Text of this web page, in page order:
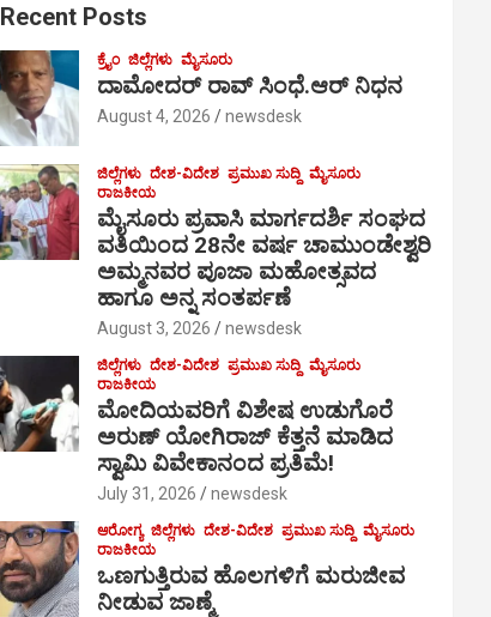
Recent Posts
ಕ್ರೈಂ ಜಿಲ್ಲೆಗಳು ಮೈಸೂರು
ದಾಮೋದರ್ ರಾವ್ ಸಿಂಧೆ.ಆರ್ ನಿಧನ
August 4, 2026 newsdesk
ಜಿಲ್ಲೆಗಳು ದೇಶ-ವಿದೇಶ ಪ್ರಮುಖ ಸುದ್ದಿ ಮೈಸೂರು
ರಾಜಕೀಯ
ಮೈಸೂರು ಪ್ರವಾಸಿ ಮಾರ್ಗದರ್ಶಿ ಸಂಘದ
ವತಿಯಿಂದ 28ನೇ ವರ್ಷ ಚಾಮುಂಡೇಶ್ವರಿ
ಅಮ್ಮನವರ ಪೂಜಾ ಮಹೋತ್ಸವದ
ಹಾಗೂ ಅನ್ನ ಸಂತರ್ಪಣೆ
August 3, 2026 newsdesk
ಜಿಲ್ಲೆಗಳು ದೇಶ-ವಿದೇಶ ಪ್ರಮುಖ ಸುದ್ದಿ ಮೈಸೂರು
ರಾಜಕೀಯ
ಮೋದಿಯವರಿಗೆ ವಿಶೇಷ ಉಡುಗೊರೆ
ಅರುಣ್ ಯೋಗಿರಾಜ್ ಕೆತ್ತನೆ ಮಾಡಿದ
ಸ್ವಾಮಿ ವಿವೇಕಾನಂದ ಪ್ರತಿಮೆ!
July 31, 2026 newsdesk
ಆರೋಗ್ಯ ಜಿಲ್ಲೆಗಳು ದೇಶ-ವಿದೇಶ ಪ್ರಮುಖ ಸುದ್ದಿ ಮೈಸೂರು
ರಾಜಕೀಯ
ಒಣಗುತ್ತಿರುವ ಹೊಲಗಳಿಗೆ ಮರುಜೀವ
ನೀಡುವ ಜಾಣ್ಮೆ